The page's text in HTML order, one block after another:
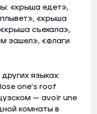
«крыша едет»,
«крыша
съехала»,
зашел», «флаги
языках:
one’s roof
— avoir une
комнаты в